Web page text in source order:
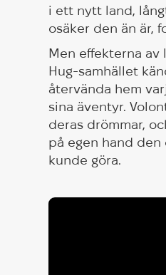
i ett nytt land,
osäker den än är,
Men effekterna av
Hug-samhället
återvända hem
sina äventyr.
deras drömmar,
på egen hand
kunde göra.